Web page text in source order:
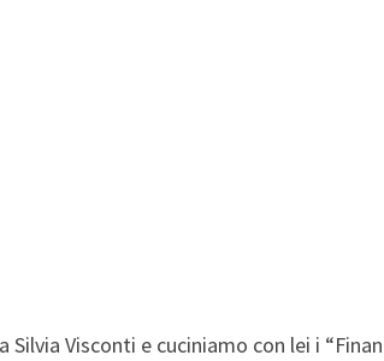
Visconti e cuciniamo con lei i